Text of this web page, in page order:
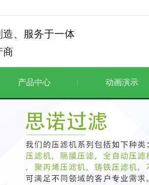
产品中心 动画演示